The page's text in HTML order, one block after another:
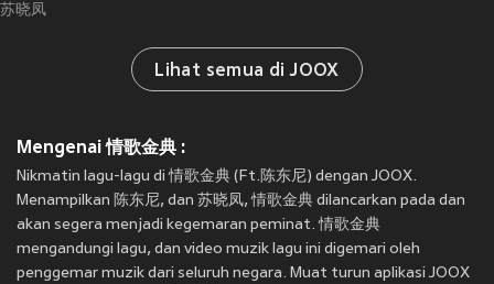
苏晓凤
Lihat semua di JOOX
Mengenai 情歌金典 :
Nikmatin lagu-lagu di 情歌金典 (Ft.陈东尼) dengan JOOX.
Menampilkan 陈东尼, dan 苏晓凤, 情歌金典 dilancarkan pada dan
akan segera menjadi kegemaran peminat. 情歌金典
mengandungi lagu, dan video muzik lagu ini digemari oleh
penggemar muzik dari seluruh negara. Muat turun aplikasi JOOX